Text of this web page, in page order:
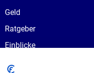
Geld
Ratgeber
Einblicke